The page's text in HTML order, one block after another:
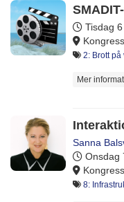
Tisdag
2: Brott
Mer
Sanna
Onsdag
8: